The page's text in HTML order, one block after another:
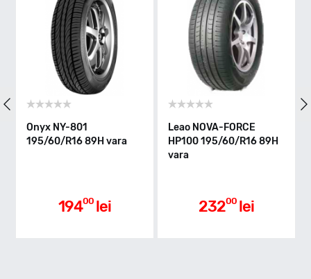
Indice greutate
Aderenta pe carosabil ud
Onyx NY-801
195/60/R16 89H vara
19400 lei
Leao NOVA-FORCE
HP100 195/60/R16 89H
vara
23200 lei